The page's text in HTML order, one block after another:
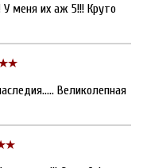
меня их аж 5!!! Круто
Великолепная